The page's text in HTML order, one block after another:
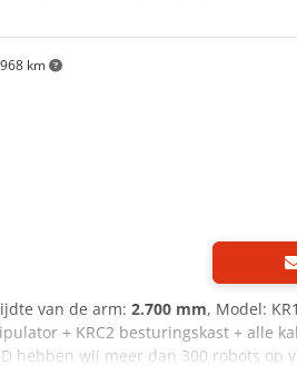
km
van de arm: 2.700 mm, Model:
+ KRC2 besturingskast + alle
hebben wij meer dan 300 robots